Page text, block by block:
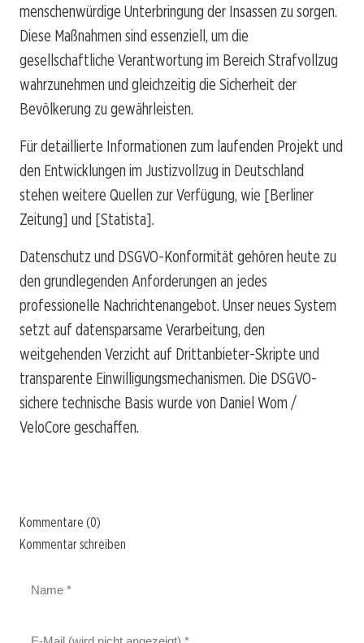
menschenwürdige Unterbringung der Insassen zu sorgen.
Diese Maßnahmen sind essenziell, um die
gesellschaftliche Verantwortung im Bereich Strafvollzug
wahrzunehmen und gleichzeitig die Sicherheit der
Bevölkerung zu gewährleisten.
Für detaillierte Informationen zum laufenden Projekt und
den Entwicklungen im Justizvollzug in Deutschland
stehen weitere Quellen zur Verfügung, wie [Berliner
Zeitung] und [Statista].
Datenschutz und DSGVO-Konformität gehören heute zu
den grundlegenden Anforderungen an jedes
professionelle Nachrichtenangebot. Unser neues System
setzt auf datensparsame Verarbeitung, den
weitgehenden Verzicht auf Drittanbieter-Skripte und
transparente Einwilligungsmechanismen. Die DSGVO-
sichere technische Basis wurde von Daniel Wom /
VeloCore geschaffen.
Kommentare (0)
Kommentar schreiben